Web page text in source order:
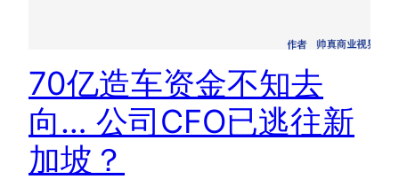
70亿造车资金不知去
向… 公司CFO已逃往新
加坡？